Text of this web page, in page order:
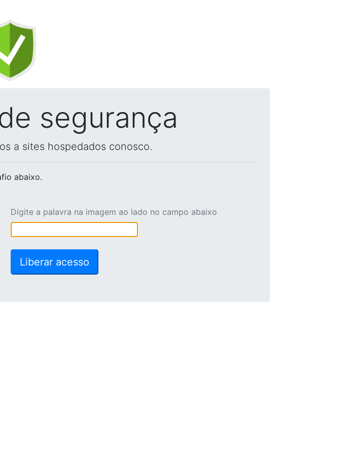
segurança
a sites hospedados conosco.
abaixo.
Digite a palavra na imagem ao lado no campo abaixo